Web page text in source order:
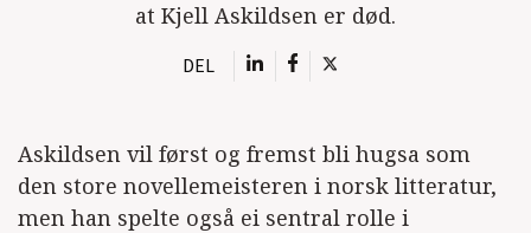
at Kjell Askildsen er død.
DEL
Askildsen vil først og fremst bli hugsa som
den store novellemeisteren i norsk litteratur,
men han spelte også ei sentral rolle i